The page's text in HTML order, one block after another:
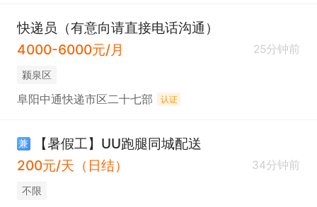
快递员（有意向请直接电话沟通）
4000-6000元/月
25分钟前
颍泉区
阜阳中通快递市区二十七部 认证
兼
【暑假工】UU跑腿同城配送
200元/天（日结）
34分钟前
不限